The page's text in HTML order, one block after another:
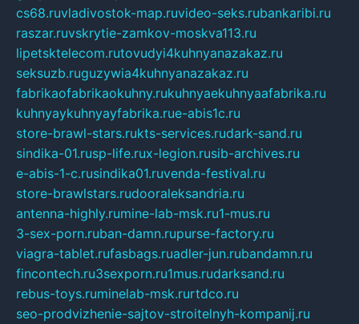
cs68.ruvladivostok-map.ruvideo-seks.rubankaribi.ru
raszar.ruvskrytie-zamkov-moskva113.ru
lipetsktelecom.rutovudyi4kuhnyanazakaz.ru
seksuzb.ruguzywia4kuhnyanazakaz.ru
fabrikaofabrikaokuhny.rukuhnyaekuhnyaafabrika.ru
kuhnyaykuhnyayfabrika.rue-abis1c.ru
store-brawl-stars.rukts-services.rudark-sand.ru
sindika-01.rusp-life.rux-legion.rusib-archives.ru
e-abis-1-c.rusindika01.ruvenda-festival.ru
store-brawlstars.rudooraleksandria.ru
antenna-highly.rumine-lab-msk.ru1-mus.ru
3-sex-porn.ruban-damn.rupurse-factory.ru
viagra-tablet.rufasbags.ruadler-jun.rubandamn.ru
fincontech.ru3sexporn.ru1mus.rudarksand.ru
rebus-toys.ruminelab-msk.rurtdco.ru
seo-prodvizhenie-sajtov-stroitelnyh-kompanij.ru